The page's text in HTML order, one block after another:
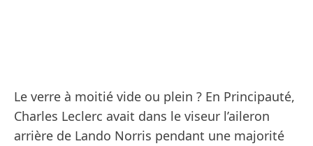
Le verre à moitié vide ou plein ? En Principauté,
Charles Leclerc avait dans le viseur l’aileron
arrière de Lando Norris pendant une majorité